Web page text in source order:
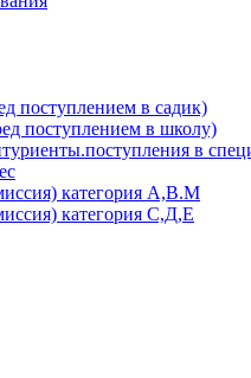
поступлением в садик)
поступлением в школу)
в
категория А,В.М
категория С,Д,Е